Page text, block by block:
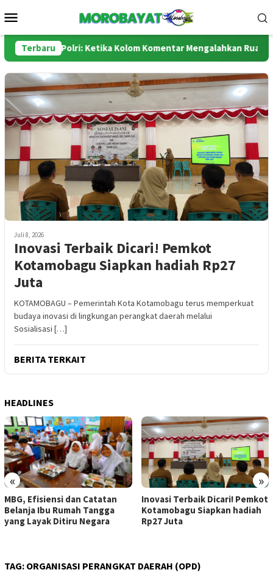
ke
Mobile
Terbaru
dan Polri: Ketika Kolom Komentar Mengalahkan Ruang Sidang
Juli 8, 2026
Inovasi Terbaik Dicari! Pemkot
Kotamobagu Siapkan hadiah Rp27
Juta
KOTAMOBAGU – Pemerintah Kota Kotamobagu terus memperkuat
budaya inovasi di lingkungan perangkat daerah melalui
Sosialisasi […]
BERITA TERKAIT
HEADLINES
« »
MBG, Efisiensi dan Catatan
Belanja Ibu Rumah Tangga
yang Layak Ditiru Negara
Inovasi Terbaik Dicari! Pemkot
Kotamobagu Siapkan hadiah
Rp27 Juta
TAG: ORGANISASI PERANGKAT DAERAH (OPD)